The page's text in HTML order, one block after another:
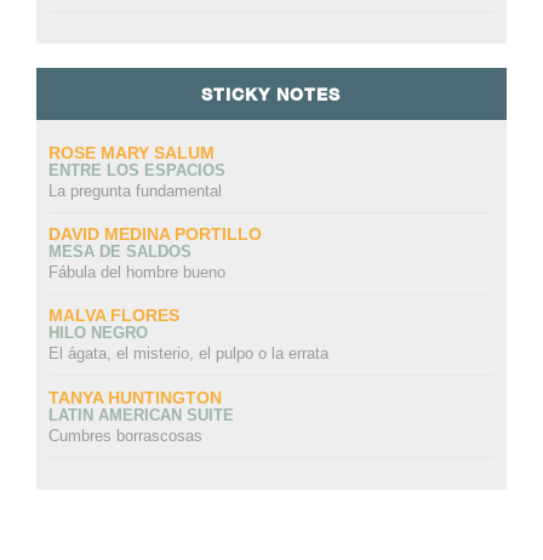
STICKY NOTES
ROSE MARY SALUM
ENTRE LOS ESPACIOS
La pregunta fundamental
DAVID MEDINA PORTILLO
MESA DE SALDOS
Fábula del hombre bueno
MALVA FLORES
HILO NEGRO
El ágata, el misterio, el pulpo o la errata
TANYA HUNTINGTON
LATIN AMERICAN SUITE
Cumbres borrascosas